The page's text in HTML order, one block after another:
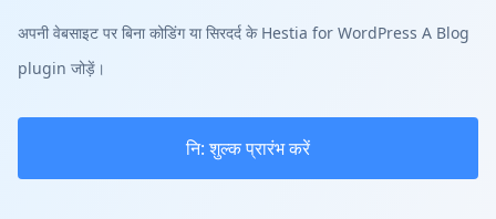
अपनी वेबसाइट पर बिना कोडिंग या सिरदर्द के Hestia for WordPress A Blog
plugin जोड़ें।
नि: शुल्क प्रारंभ करें